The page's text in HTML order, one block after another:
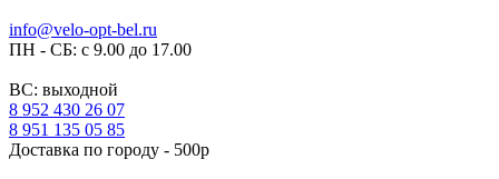
info@velo-opt-bel.ru
ПН - СБ: с 9.00 до 17.00
ВС: выходной
8 952 430 26 07
8 951 135 05 85
Доставка по городу - 500р